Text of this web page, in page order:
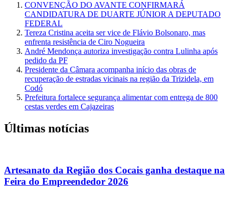
CONVENÇÃO DO AVANTE CONFIRMARÁ
CANDIDATURA DE DUARTE JÚNIOR A DEPUTADO
FEDERAL
Tereza Cristina aceita ser vice de Flávio Bolsonaro, mas
enfrenta resistência de Ciro Nogueira
André Mendonça autoriza investigação contra Lulinha após
pedido da PF
Presidente da Câmara acompanha início das obras de
recuperação de estradas vicinais na região da Trizidela, em
Codó
Prefeitura fortalece segurança alimentar com entrega de 800
cestas verdes em Cajazeiras
Últimas notícias
Artesanato da Região dos Cocais ganha destaque na
Feira do Empreendedor 2026